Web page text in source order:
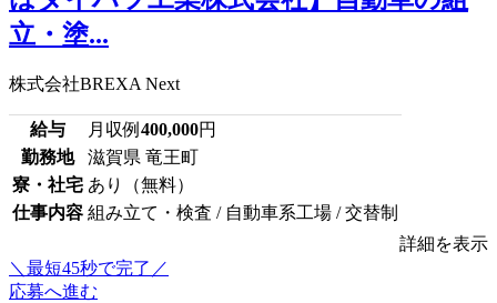
立・塗...
株式会社BREXA Next
給与 月収例 400,000円
勤務地
滋賀県 竜王町
寮・社宅 あり（無料）
仕事内容 組み立て・検査 / 自動車系工場 / 交替制
詳細を表示
＼最短45秒で完了／
応募へ進む